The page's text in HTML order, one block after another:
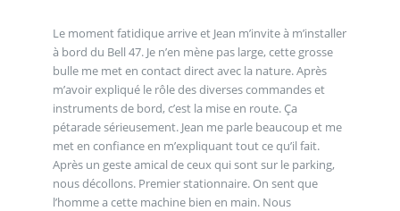
Le moment fatidique arrive et Jean m’invite à m’installer
à bord du Bell 47. Je n’en mène pas large, cette grosse
bulle me met en contact direct avec la nature. Après
m’avoir expliqué le rôle des diverses commandes et
instruments de bord, c’est la mise en route. Ça
pétarade sérieusement. Jean me parle beaucoup et me
met en confiance en m’expliquant tout ce qu’il fait.
Après un geste amical de ceux qui sont sur le parking,
nous décollons. Premier stationnaire. On sent que
l’homme a cette machine bien en main. Nous